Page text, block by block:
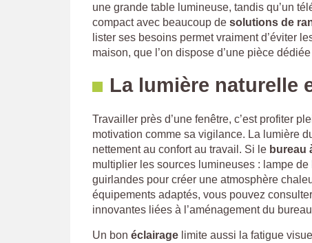
une grande table lumineuse, tandis qu’un
compact avec beaucoup de solutions de
lister ses besoins permet vraiment d’éviter
maison, que l’on dispose d’une pièce
La lumière naturelle
Travailler près d’une fenêtre, c’est profiter
motivation comme sa vigilance. La lumière
nettement au confort au travail. Si le bureau
multiplier les sources lumineuses : lampe
guirlandes pour créer une atmosphère
équipements adaptés, vous pouvez consulter
innovantes liées à l’aménagement du
Un bon éclairage limite aussi la fatigue